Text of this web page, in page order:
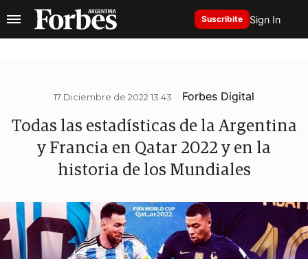
Suscribite Sign In
17 Diciembre de 2022 13.43 Forbes Digital
Todas las estadísticas de la Argentina
y Francia en Qatar 2022 y en la
historia de los Mundiales